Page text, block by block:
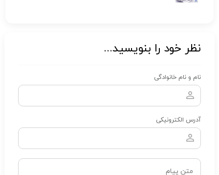
نظر خود را بنویسید...
نام و نام خانوادگی
آدرس الکترونیکی